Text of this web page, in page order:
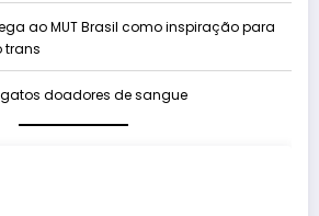
ao MUT Brasil como inspiração para
trans
gatos doadores de sangue